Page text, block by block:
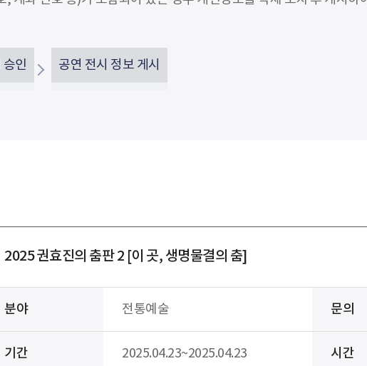
인 공연 전시 정보 게시
2025 권효진의 춤판 2 [이 곳, 생명물결의 춤]
분야 전통예술 문의
기간 2025.04.23~2025.04.23 시간